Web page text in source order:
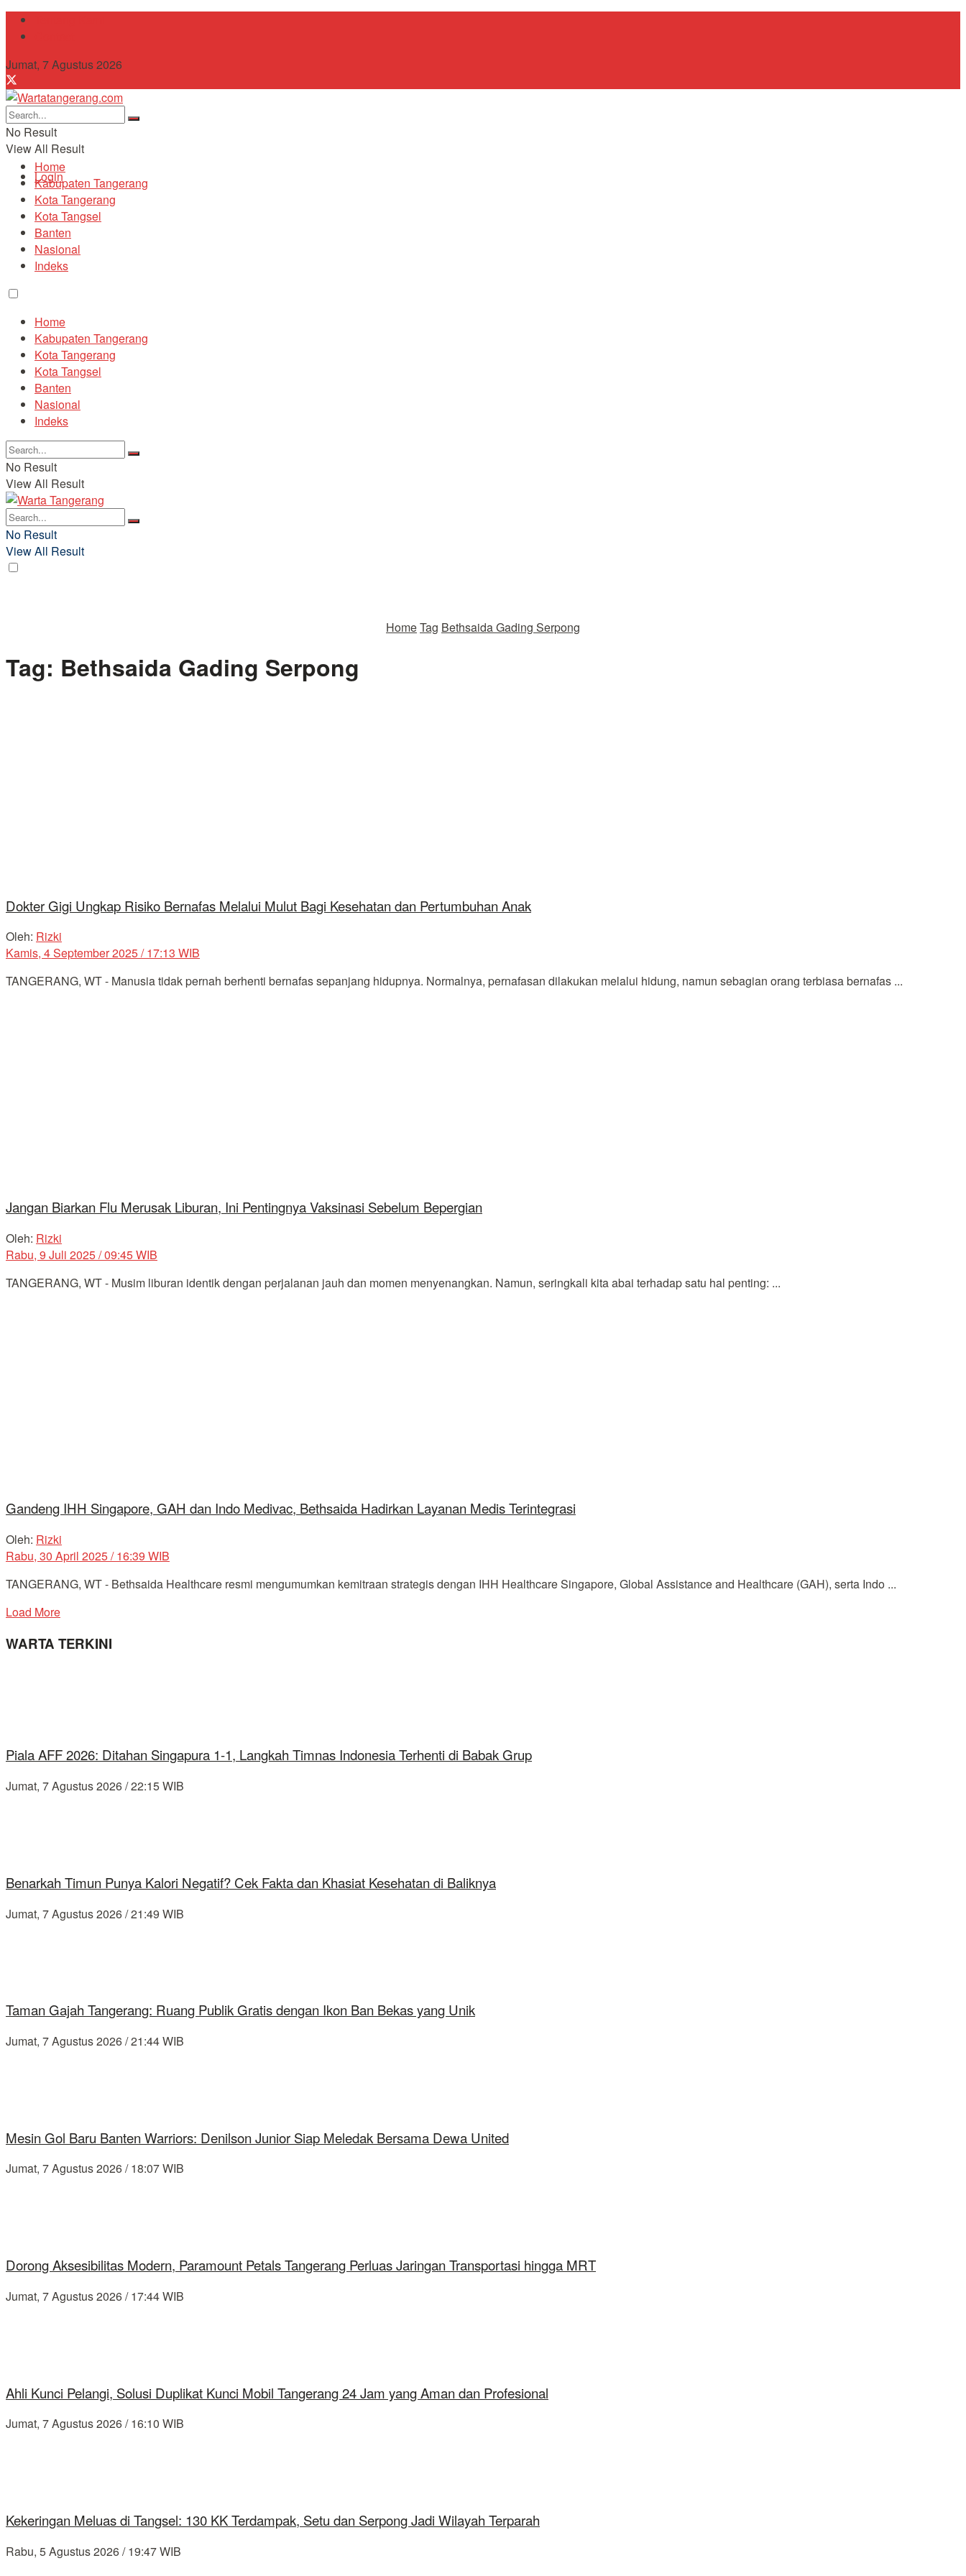
Jumat, 7 Agustus 2026
No Result
View All Result
Login
Home
Kabupaten Tangerang
Kota Tangerang
Kota Tangsel
Banten
Nasional
Indeks
Home
Kabupaten Tangerang
Kota Tangerang
Kota Tangsel
Banten
Nasional
Indeks
No Result
View All Result
No Result
View All Result
HomeTag Bethsaida Gading Serpong
Tag: Bethsaida Gading Serpong
Dokter Gigi Ungkap Risiko Bernafas Melalui Mulut Bagi Kesehatan dan Pertumbuhan Anak
Oleh: Rizki
Kamis, 4 September 2025 / 17:13 WIB
TANGERANG, WT - Manusia tidak pernah berhenti bernafas sepanjang hidupnya. Normalnya, pernafasan dilakukan melalui hidung, namun sebagian orang terbiasa bernafas ...
Jangan Biarkan Flu Merusak Liburan, Ini Pentingnya Vaksinasi Sebelum Bepergian
Oleh: Rizki
Rabu, 9 Juli 2025 / 09:45 WIB
TANGERANG, WT - Musim liburan identik dengan perjalanan jauh dan momen menyenangkan. Namun, seringkali kita abai terhadap satu hal penting: ...
Gandeng IHH Singapore, GAH dan Indo Medivac, Bethsaida Hadirkan Layanan Medis Terintegrasi
Oleh: Rizki
Rabu, 30 April 2025 / 16:39 WIB
TANGERANG, WT - Bethsaida Healthcare resmi mengumumkan kemitraan strategis dengan IHH Healthcare Singapore, Global Assistance and Healthcare (GAH), serta Indo ...
Load More
WARTA TERKINI
Piala AFF 2026: Ditahan Singapura 1-1, Langkah Timnas Indonesia Terhenti di Babak Grup
Jumat, 7 Agustus 2026 / 22:15 WIB
Benarkah Timun Punya Kalori Negatif? Cek Fakta dan Khasiat Kesehatan di Baliknya
Jumat, 7 Agustus 2026 / 21:49 WIB
Taman Gajah Tangerang: Ruang Publik Gratis dengan Ikon Ban Bekas yang Unik
Jumat, 7 Agustus 2026 / 21:44 WIB
Mesin Gol Baru Banten Warriors: Denilson Junior Siap Meledak Bersama Dewa United
Jumat, 7 Agustus 2026 / 18:07 WIB
Dorong Aksesibilitas Modern, Paramount Petals Tangerang Perluas Jaringan Transportasi hingga MRT
Jumat, 7 Agustus 2026 / 17:44 WIB
Ahli Kunci Pelangi, Solusi Duplikat Kunci Mobil Tangerang 24 Jam yang Aman dan Profesional
Jumat, 7 Agustus 2026 / 16:10 WIB
Kekeringan Meluas di Tangsel: 130 KK Terdampak, Setu dan Serpong Jadi Wilayah Terparah
Rabu, 5 Agustus 2026 / 19:47 WIB